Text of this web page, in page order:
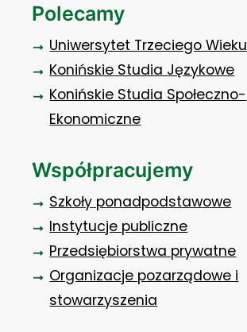
Polecamy
Uniwersytet Trzeciego Wieku
Konińskie Studia Językowe
Konińskie Studia Społeczno-
Ekonomiczne
Współpracujemy
Szkoły ponadpodstawowe
Instytucje publiczne
Przedsiębiorstwa prywatne
Organizacje pozarządowe i
stowarzyszenia